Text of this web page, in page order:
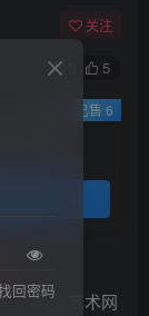
关注
118 5
术网
已售 6
橙光艺术网
回密码